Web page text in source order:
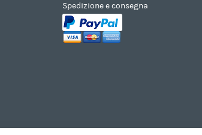
Spedizione e consegna